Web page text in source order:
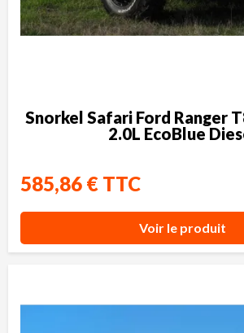
Snorkel Safari Ford Ranger
2.0L EcoBlue
585,86 € TTC
Voir le produit